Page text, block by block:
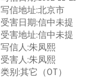
写信地址:北京市
受害日期:信中未提
受害地址:信中未提
写信人:朱凤熙
受害人:朱凤熙
类别:其它（OT）